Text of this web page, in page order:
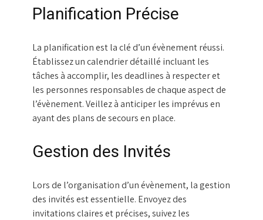
Planification Précise
La planification est la clé d’un évènement réussi.
Établissez un calendrier détaillé incluant les
tâches à accomplir, les deadlines à respecter et
les personnes responsables de chaque aspect de
l’évènement. Veillez à anticiper les imprévus en
ayant des plans de secours en place.
Gestion des Invités
Lors de l’organisation d’un évènement, la gestion
des invités est essentielle. Envoyez des
invitations claires et précises, suivez les